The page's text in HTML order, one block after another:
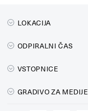
LOKACIJA
ODPIRALNI ČAS
VSTOPNICE
GRADIVO ZA MEDIJE